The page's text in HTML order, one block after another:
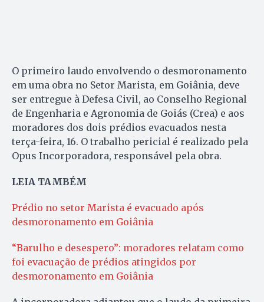
O primeiro laudo envolvendo o desmoronamento
em uma obra no Setor Marista, em Goiânia, deve
ser entregue à Defesa Civil, ao Conselho Regional
de Engenharia e Agronomia de Goiás (Crea) e aos
moradores dos dois prédios evacuados nesta
terça-feira, 16. O trabalho pericial é realizado pela
Opus Incorporadora, responsável pela obra.
LEIA TAMBÉM
Prédio no setor Marista é evacuado após
desmoronamento em Goiânia
“Barulho e desespero”: moradores relatam como
foi evacuação de prédios atingidos por
desmoronamento em Goiânia